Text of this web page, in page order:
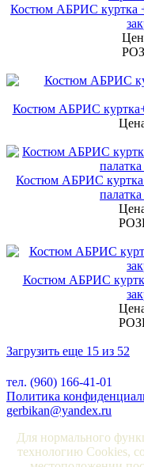
Костюм АБРИС куртка
Костюм АБРИС
Костюм АБРИС куртка
Костюм АБРИС
Загрузить еще 15 из 52
тел. (960) 166-41-01
Политика
gerbikan@yandex.ru
Для нормального
технологию Cookies,